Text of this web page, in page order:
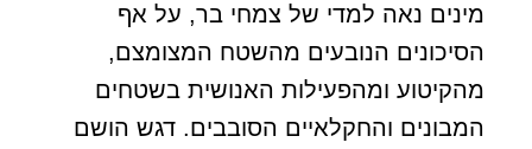
מינים נאה למדי של צמחי בר, על אף
הסיכונים הנובעים מהשטח המצומצם,
מהקיטוע ומהפעילות האנושית בשטחים
המבונים והחקלאיים הסובבים. דגש הושם